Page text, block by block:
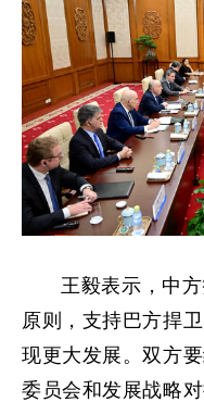
王毅表示，中
原则，支持巴方捍
现更大发展。双方
委员会和发展战略